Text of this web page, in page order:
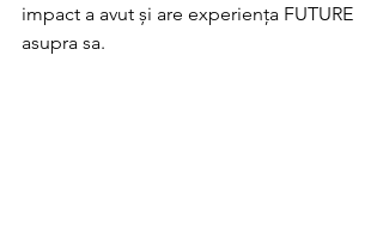
impact a avut și are experiența FUTURE
asupra sa.